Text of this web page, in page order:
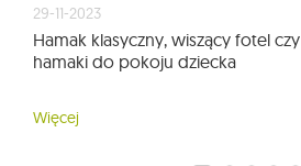
29-11-2023
Hamak klasyczny, wiszący fotel
hamaki do pokoju dziecka
Więcej